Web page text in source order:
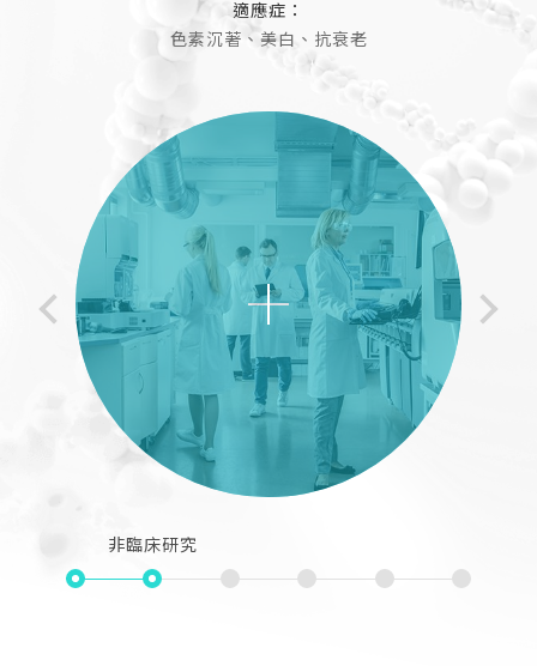
非臨床研究
非臨床研究
適應症：
非手術局部減脂、竇根氏症、橘皮組織
適應症：
色素沉著、美白、抗衰老
適應症：
中心型肥胖